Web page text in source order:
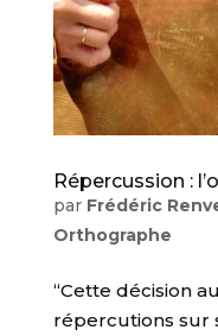
Répercussion :
par Frédéric
Orthographe
“Cette décision
répercutions sur